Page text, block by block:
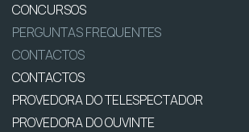
CONCURSOS
PERGUNTAS FREQUENTES
CONTACTOS
CONTACTOS
PROVEDORA DO TELESPECTADOR
PROVEDORA DO OUVINTE